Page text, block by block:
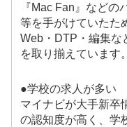
『Mac Fan』など
等を手がけていたた
Web・DTP・編集な
を取り揃えています。
●学校の求人が多い
マイナビが大手新卒
の認知度が高く、学